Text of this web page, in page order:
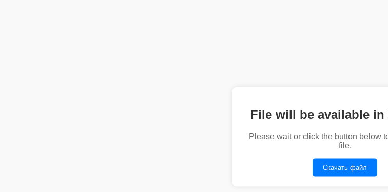
File will be available in
Please wait or click the button below
file.
Скачать файл